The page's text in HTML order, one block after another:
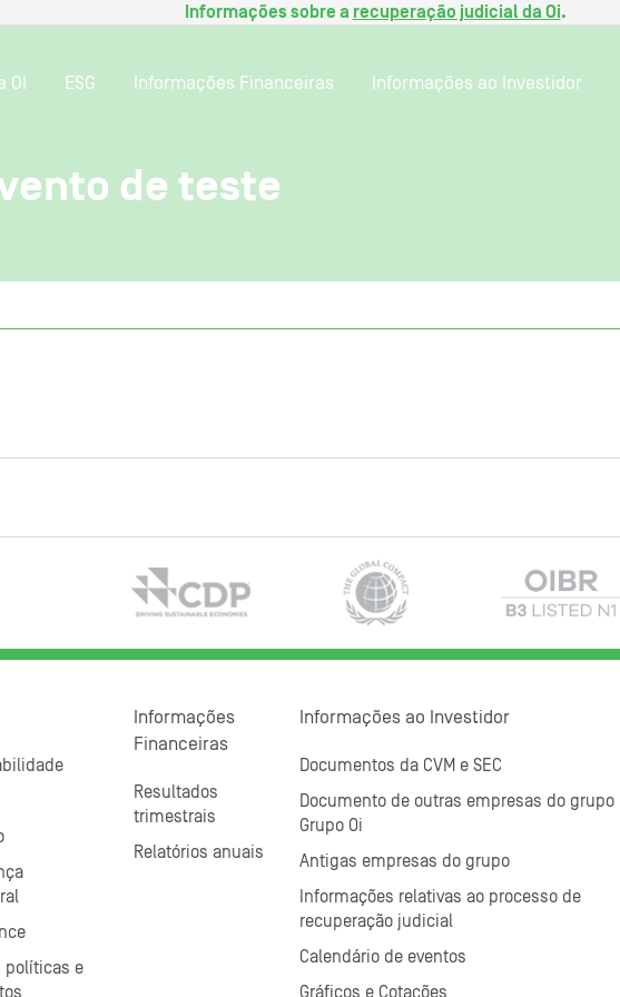
Informações sobre a recuperação judicial da Oi.
OI ESG Informações Financeiras Informações ao Investidor
de teste
políticas e
Informações
Financeiras
Resultados
trimestrais
Relatórios anuais
Informações ao Investidor
Documentos da CVM e SEC
Documento de outras empresas do grupo
Grupo Oi
Antigas empresas do grupo
Informações relativas ao processo de
recuperação judicial
Calendário de eventos
Gráficos e Cotações